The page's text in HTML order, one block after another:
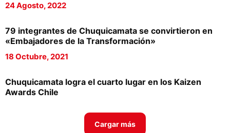
Columnas de Opinión
Designaciones
Calendario de Eventos
Siguenos
24 Agosto, 2022
79 integrantes de Chuquicamata se convirtieron en
«Embajadores de la Transformación»
18 Octubre, 2021
Chuquicamata logra el cuarto lugar en los Kaizen
Awards Chile
Cargar más